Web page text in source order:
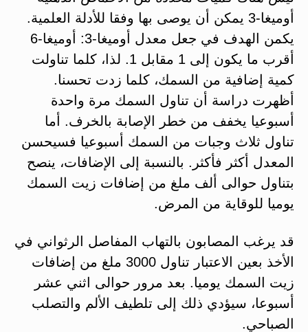
أوميغا-3 يمكن أن يوصى بها وفقا للأدلة العلمية.
يكمن الهدف في جعل معدل أوميغا-3: أوميغا-6
أقرب ما يكون إلى 1 مقابل 1. لذا، كلما تناولت
كمية إضافية من السمك، كلما زدت تحسنا.
أظهرت دراسة أن تناول السمك مرة واحدة
أسبوعيا يخفف من خطر الإصابة بالخرف. أما
تناول ثلاث وجبات من السمك أسبوعيا فسيحسن
المعدل أكثر فأكثر. بالنسبة إلى الإضافات، ينصح
بتناول حوالى ألف ملغ من إضافات زيت السمك
يوميا للوقاية من المرض.
قد يرغب المصابون بالتهاب المفاصل الرثواني في
الأخذ بعين الاعتبار تناول 3000 ملغ من إضافات
زيت السمك يوميا. بعد مرور حوالى اثني عشر
أسبوعا، سيؤدي ذلك إلى تلطيف الألم والتصلب
الصباحي.